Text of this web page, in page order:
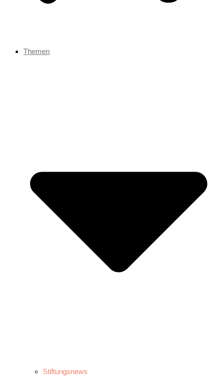
Themen
Stiftungsnews